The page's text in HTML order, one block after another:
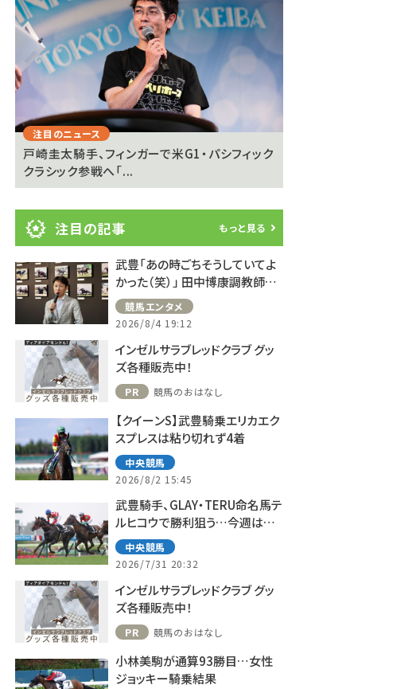
ニ
ュ
ー
ス
注目のニュース
戸崎圭太騎手、フィンガーで米G1・パシフィック
クラシック参戦へ「...
注目の記事 もっと見る
武豊「あの時ごちそうしていてよ
かった（笑）」 田中博康調教師と
のフランスでの思い出を語る
競馬エンタメ
2026/8/4 19:12
インゼルサラブレッドクラブ グッ
ズ各種販売中！
PR 競馬のおはなし
【クイーンS】武豊騎乗エリカエク
スプレスは粘り切れず4着
中央競馬
2026/8/2 15:45
武豊騎手、GLAY・TERU命名馬テ
ルヒコウで勝利狙う…今週は札
幌で10鞍
中央競馬
2026/7/31 20:32
インゼルサラブレッドクラブ グッ
ズ各種販売中！
PR 競馬のおはなし
小林美駒が通算93勝目…女性
ジョッキー騎乗結果